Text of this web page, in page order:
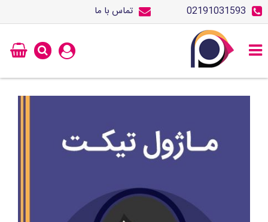
02191031593 تماس با ما